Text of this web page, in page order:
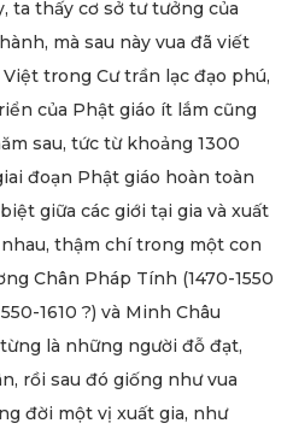
ta thấy cơ sở tư tưởng của
mà sau này vua đã viết
trong Cư trần lạc đạo phú,
của Phật giáo ít lắm cũng
sau, tức từ khoảng 1300
đoạn Phật giáo hoàn toàn
giữa các giới tại gia và xuất
thậm chí trong một con
Chân Pháp Tính (1470-1550
1610 ?) và Minh Châu
từng là những người đỗ đạt,
rồi sau đó giống như vua
đời một vị xuất gia, như